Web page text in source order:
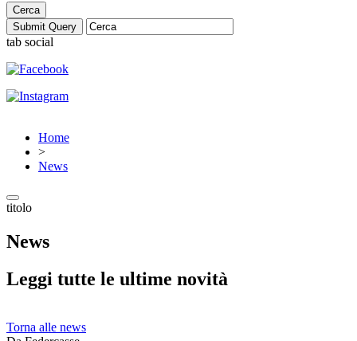
Cerca
tab social
Home
>
News
titolo
News
Leggi tutte le ultime novità
Torna alle news